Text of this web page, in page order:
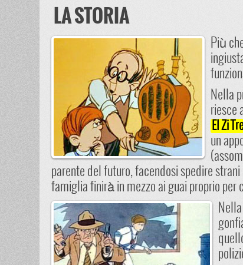
LA STORIA
Più
Nella
riesce
El Zi
un
parente del futuro, facendosi spedire
famiglia finirà in mezzo ai guai proprio per